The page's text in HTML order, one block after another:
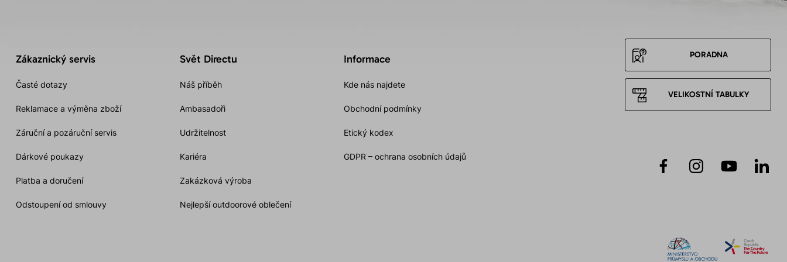
Zákaznický servis
Časté dotazy
Reklamace a výměna zboží
Záruční a pozáruční servis
Dárkové poukazy
Platba a doručení
Odstoupení od smlouvy
Svět Directu
Náš příběh
Ambasadoři
Udržitelnost
Kariéra
Zakázková výroba
Nejlepší outdoorové oblečení
Informace
Kde nás najdete
Obchodní podmínky
Etický kodex
GDPR – ochrana osobních údajů
PORADNA
VELIKOSTNÍ TABULKY